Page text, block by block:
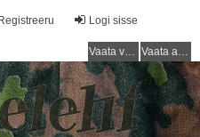
Logi sisse
Registreeru
Vaata vastamata teemasi Vaata aktiivseid teemasid